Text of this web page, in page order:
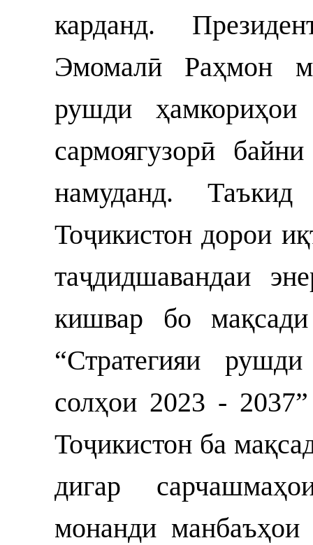
карданд.
Эмомалӣ Раҳмон
рушди
сармоягузорӣ
намуданд.
Тоҷикистон дорои
таҷдидшавандаи
кишвар бо
“Стратегияи
солҳои 2023 -
Тоҷикистон ба
дигар
монанди